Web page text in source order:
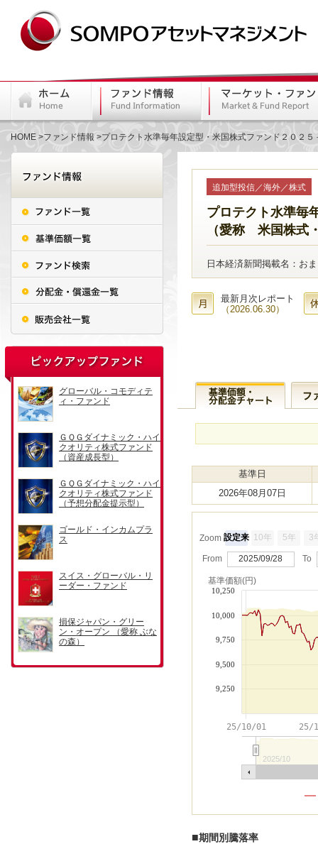
HOME ファンド情報 プロテクト水準毎年設定型・米国株式ファンド２０２
追加型投信／海外／株式
プロテクト水準毎
（愛称 米国株式
日本経済新聞掲載名：お
最新月次レポート
（2026.06.30）
基準日
2026年08月07日
Zoom 設定来 10年 5年 3
From 2025/09/28 To
基準価額(円)
25/10/01 25/
2025/10
9,250
9,500
9,750
10,000
10,250
■期間別騰落率